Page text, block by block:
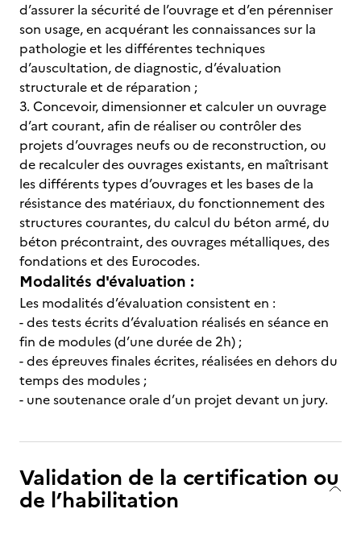
d’assurer la sécurité de l’ouvrage et d’en pérenniser
son usage, en acquérant les connaissances sur la
pathologie et les différentes techniques
d’auscultation, de diagnostic, d’évaluation
structurale et de réparation ;
3. Concevoir, dimensionner et calculer un ouvrage
d’art courant, afin de réaliser ou contrôler des
projets d’ouvrages neufs ou de reconstruction, ou
de recalculer des ouvrages existants, en maîtrisant
les différents types d’ouvrages et les bases de la
résistance des matériaux, du fonctionnement des
structures courantes, du calcul du béton armé, du
béton précontraint, des ouvrages métalliques, des
fondations et des Eurocodes.
Modalités d'évaluation :
Les modalités d’évaluation consistent en :
- des tests écrits d’évaluation réalisés en séance en
fin de modules (d’une durée de 2h) ;
- des épreuves finales écrites, réalisées en dehors du
temps des modules ;
- une soutenance orale d’un projet devant un jury.
Validation de la certification ou
de l’habilitation